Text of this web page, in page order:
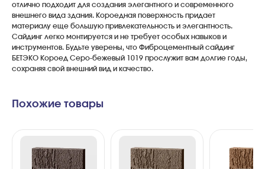
отлично подходит для создания элегантного и современного
внешнего вида здания. Короедная поверхность придает
материалу еще большую привлекательность и элегантность.
Сайдинг легко монтируется и не требует особых навыков и
инструментов. Будьте уверены, что Фиброцементный сайдинг
БЕТЭКО Короед Серо-бежевый 1019 прослужит вам долгие годы,
сохраняя свой внешний вид и качество.
Похожие товары